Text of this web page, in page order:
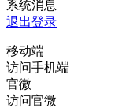
系统消息
退出登录
移动端
访问手机端
官微
访问官微